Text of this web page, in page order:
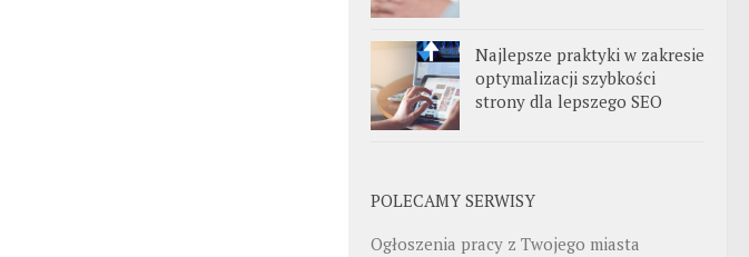
Najlepsze praktyki w zakresie
optymalizacji szybkości
strony dla lepszego SEO
POLECAMY SERWISY
Ogłoszenia pracy z Twojego miasta